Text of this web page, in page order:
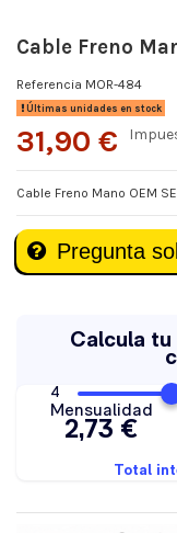
Cable Freno
Referencia MOR-484
Últimas unidades en stock
31,90 €
Cable Freno Mano OEM
Pregunta